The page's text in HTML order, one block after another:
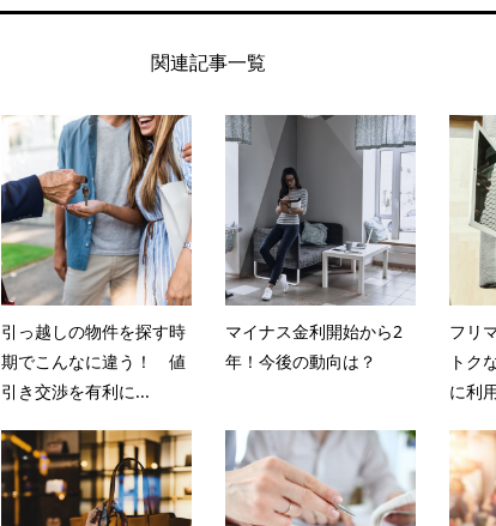
関連記事一覧
引っ越しの物件を探す時
期でこんなに違う！ 値
引き交渉を有利に...
マイナス金利開始から2
年！今後の動向は？
フリ
トク
に利